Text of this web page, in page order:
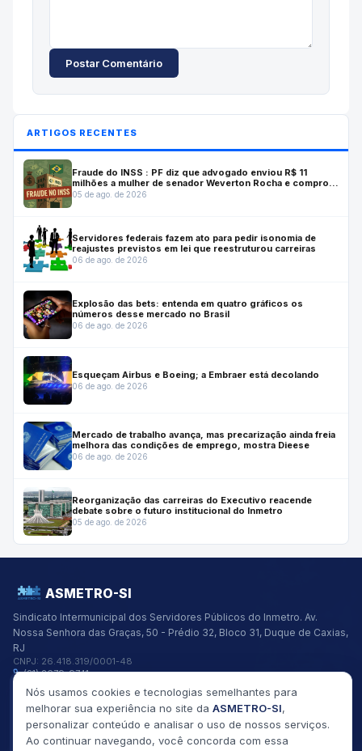
Postar Comentário
ARTIGOS RECENTES
Fraude do INSS : PF diz que advogado enviou R$ 11
milhões a mulher de senador Weverton Rocha e comprou
casa para ele
05 de ago. de 2026
Servidores federais fazem ato para pedir isonomia de
reajustes previstos em lei que reestruturou carreiras
06 de ago. de 2026
Explosão das bets: entenda em quatro gráficos os
números desse mercado no Brasil
06 de ago. de 2026
Esqueçam Airbus e Boeing; a Embraer está decolando
06 de ago. de 2026
Mercado de trabalho avança, mas precarização ainda freia
melhora das condições de emprego, mostra Dieese
06 de ago. de 2026
Reorganização das carreiras do Executivo reacende
debate sobre o futuro institucional do Inmetro
05 de ago. de 2026
ASMETRO-SI
Sindicato Intermunicipal dos Servidores Públicos do Inmetro. Av.
Nossa Senhora das Graças, 50 - Prédio 32, Bloco 31, Duque de Caxias,
RJ
CNPJ: 26.418.319/0001-48
(21) 2679-9741
asmetro@asmetro.org.br
Links Rápidos
Institucional
Gestão
Saúde
Nós usamos cookies e tecnologias semelhantes para
melhorar sua experiência no site da ASMETRO-SI,
personalizar conteúdo e analisar o uso de nossos serviços.
Ao continuar navegando, você concorda com essa